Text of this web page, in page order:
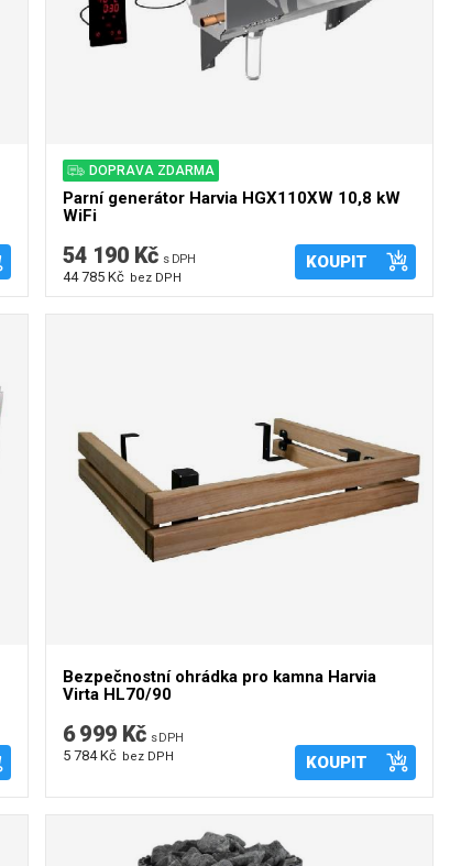
DOPRAVA ZDARMA
Parní generátor Harvia HGX110XW 10,8 kW
WiFi
54 190 Kč s DPH
44 785 Kč bez DPH
KOUPIT
Bezpečnostní ohrádka pro kamna Harvia
Virta HL70/90
6 999 Kč s DPH
5 784 Kč bez DPH KOUPIT